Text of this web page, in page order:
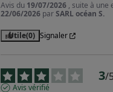
Avis du 19/07/2026 , suite à une
22/06/2026 parSARL océan S.
Utile(0) Signaler
3/
Avis vérifié